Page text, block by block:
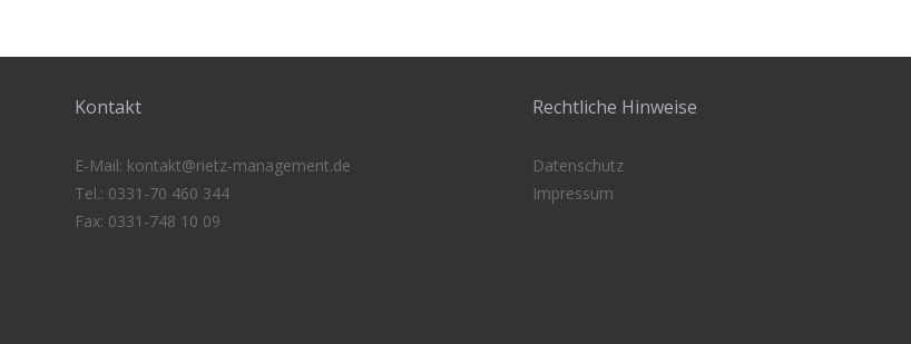
Kontakt
E-Mail: kontakt@rietz-management.de
Tel.: 0331-70 460 344
Fax: 0331-748 10 09
Rechtliche Hinweise
Datenschutz
Impressum